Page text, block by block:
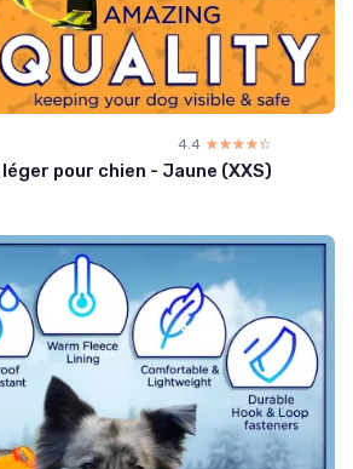
4.4 ☆☆☆☆☆
★★★★★
pour chien - Jaune (XXS)